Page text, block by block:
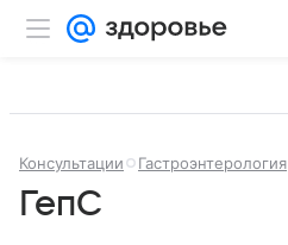
Консультации Гастроэнтерология
ГепС